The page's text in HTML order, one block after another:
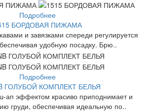
Подробнее
БОРДОВАЯ ПИЖАМА
и завязками спереди регулируется
удобную посадку. Брю..
Подробнее
ГОЛУБОЙ КОМПЛЕКТ БЕЛЬЯ
ап эффектом красиво приподнимает и
груди, обеспечивая идеальную по..